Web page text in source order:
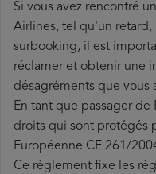
Si vous avez rencontré
Airlines, tel qu'un retard,
surbooking, il est
réclamer et obtenir une
désagréments que vous
En tant que passager de
droits qui sont protégés
Européenne CE 261/
Ce règlement fixe les